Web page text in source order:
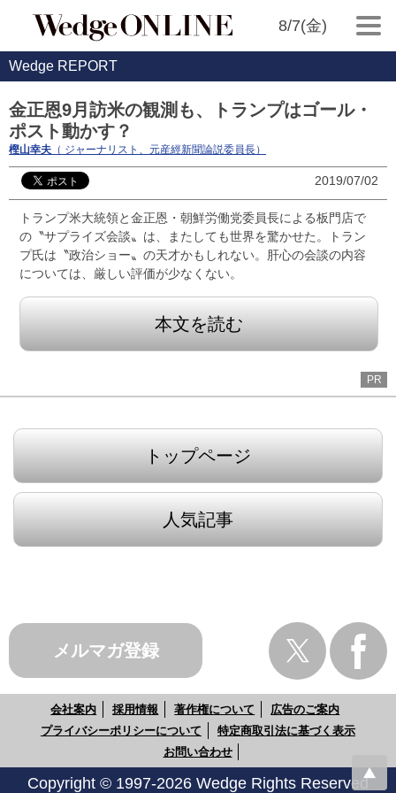
8/7(金)
Wedge REPORT
金正恩9月訪米の観測も、トランプはゴール・
ポスト動かす？
樫山幸夫 （ ジャーナリスト、元産經新聞論説委員長）
2019/07/02
トランプ米大統領と金正恩・朝鮮労働党委員長による板門店で
の〝サプライズ会談〟は、またしても世界を驚かせた。トラン
プ氏は〝政治ショー〟の天才かもしれない。肝心の会談の内容
については、厳しい評価が少なくない。
本文を読む
PR
トップページ
人気記事
メルマガ登録
会社案内 採用情報 著作権について
広告のご案内
プライバシーポリシーについて
特定商取引法に基づく表示
お問い合わせ
Copyright © 1997-2026 Wedge Rights Reserved